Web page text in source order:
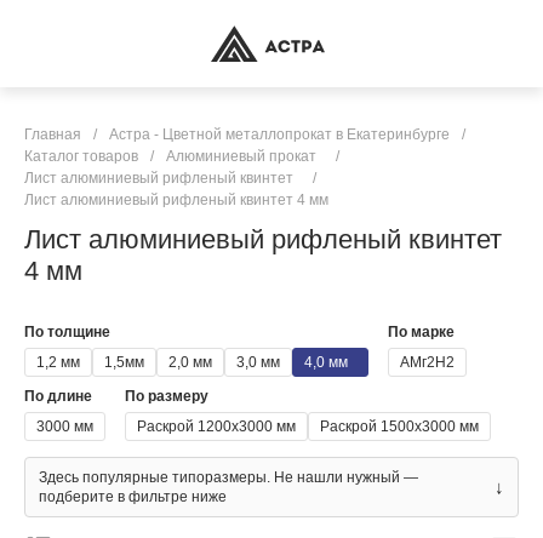
Главная / Астра - Цветной металлопрокат в Екатеринбурге
/
Каталог товаров
/ Алюминиевый прокат
/
Лист алюминиевый рифленый квинтет
/
Лист алюминиевый рифленый квинтет 4 мм
Лист алюминиевый рифленый квинтет
4 мм
По толщине
1,2 мм
1,5мм 2,0 мм 3,0 мм 4,0 мм
По марке
АМг2Н2
По длине
3000 мм
По размеру
Раскрой 1200х3000 мм
Раскрой 1500х3000 мм
Здесь популярные типоразмеры. Не нашли нужный —
подберите в фильтре ниже
↓